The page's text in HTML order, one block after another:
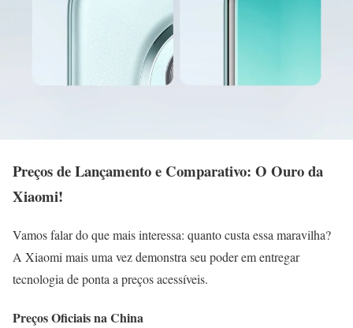
Preços de Lançamento e Comparativo: O Ouro da
Xiaomi!
Vamos falar do que mais interessa: quanto custa essa maravilha?
A Xiaomi mais uma vez demonstra seu poder em entregar
tecnologia de ponta a preços acessíveis.
Preços Oficiais na China